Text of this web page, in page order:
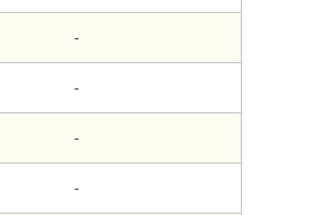
-
-
-
-